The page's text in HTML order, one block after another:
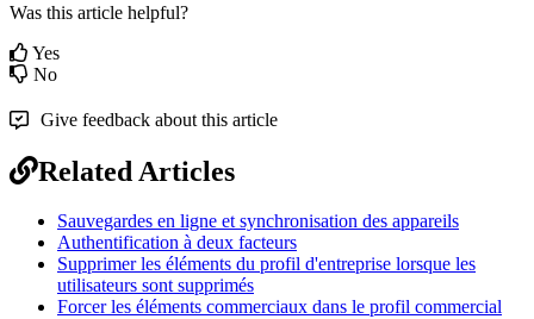
Was this article helpful?
Yes
No
Give feedback about this article
Related Articles
Sauvegardes en ligne et synchronisation des appareils
Authentification à deux facteurs
Supprimer les éléments du profil d'entreprise lorsque les
utilisateurs sont supprimés
Forcer les éléments commerciaux dans le profil commercial